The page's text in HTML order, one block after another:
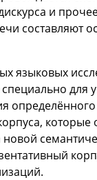
и
составляют
языковых
для